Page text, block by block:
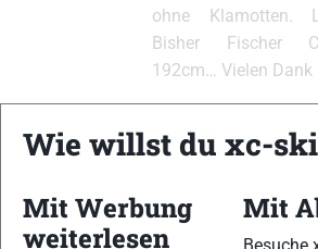
ohne Klamotten.
Bisher Fischer
192cm… Vielen Dank
News aus dem Skilanglauf, Biathlon
Kombination, einer Loipendatenbank,
und allem was du sonst noch über
Wie willst du xc-
Mit Werbung
weiterlesen
Mit